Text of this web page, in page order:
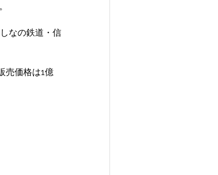
なの鉄道・信
売価格は1億